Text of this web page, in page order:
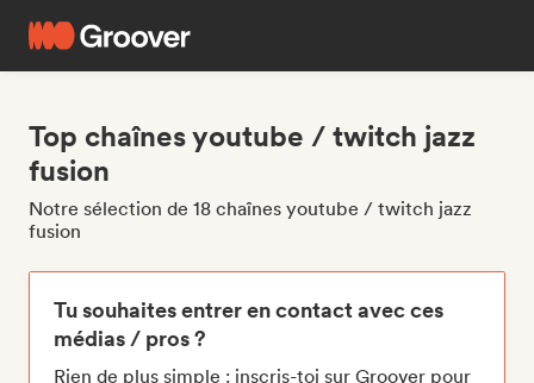
Top chaînes youtube / twitch jazz
fusion
Notre sélection de 18 chaînes youtube / twitch jazz
fusion
Tu souhaites entrer en contact avec ces
médias / pros ?
Rien de plus simple : inscris-toi sur Groover pour